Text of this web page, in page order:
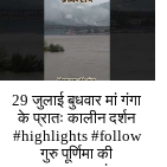
29 जुलाई बुधवार मां गंगा
के प्रातः कालीन दर्शन
#highlights #follow
गुरु पूर्णिमा की